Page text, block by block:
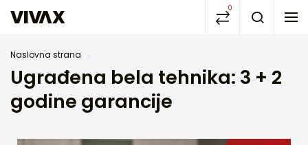
0
Naslovna strana
Ugrađena bela tehnika: 3 + 2
godine garancije